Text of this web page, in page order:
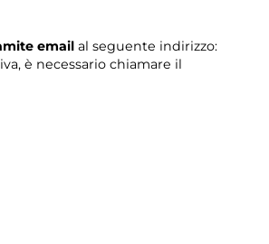
email al seguente indirizzo:
è necessario chiamare il